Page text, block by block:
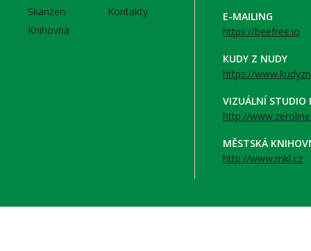
Skanzen
Knihovna
Kontakty
E-MAILING
https://beefree.io
KUDY Z NUDY
https://
VIZUÁLNÍ STUDIO
http://
MĚSTSKÁ
http://www.mkl.cz